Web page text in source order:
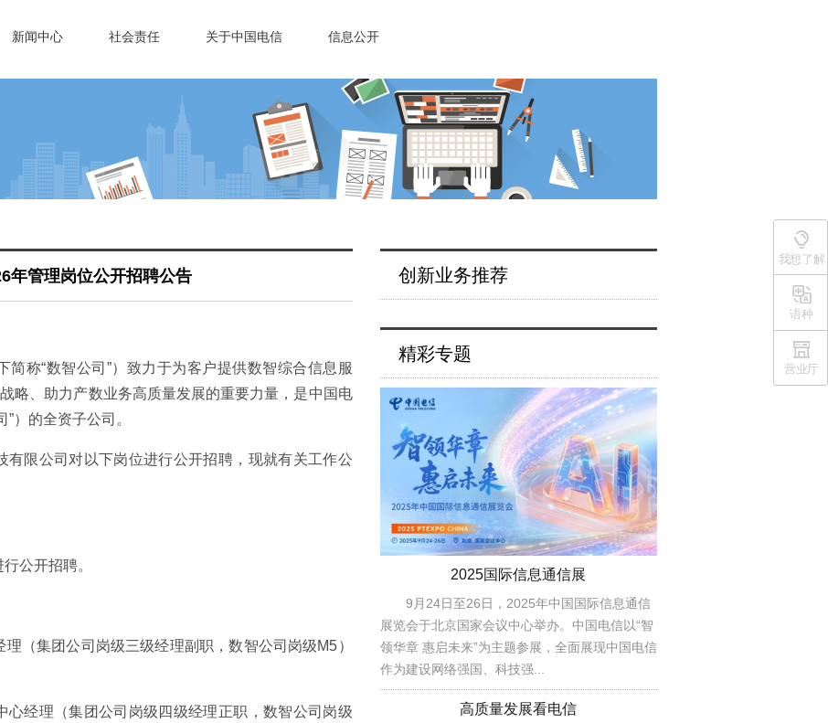
我想了解
语种
营业厅
新闻中心 社会责任 关于中国电信 信息公开
年管理岗位公开招聘公告
简称“数智公司”）致力于为客户提供数智综合信息服
略、助力产数业务高质量发展的重要力量，是中国电
）的全资子公司。
有限公司对以下岗位进行公开招聘，现就有关工作公
公开招聘。
理（集团公司岗级三级经理副职，数智公司岗级M5）
心经理（集团公司岗级四级经理正职，数智公司岗级
创新业务推荐
精彩专题
2025国际信息通信展
9月24日至26日，2025年中国国际信息通信
展览会于北京国家会议中心举办。中国电信以“智
领华章 惠启未来”为主题参展，全面展现中国电信
作为建设网络强国、科技强...
高质量发展看电信